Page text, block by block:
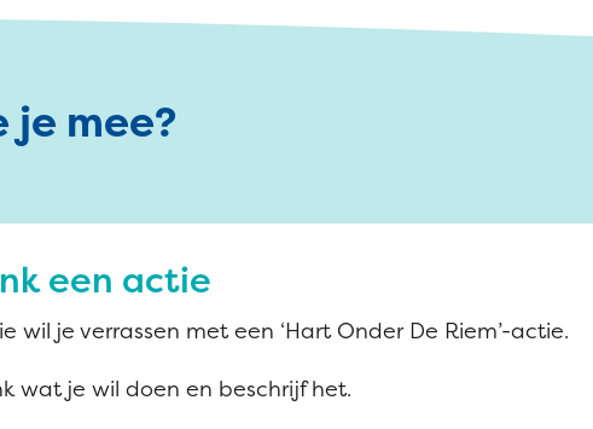
je mee?
een actie
wil je verrassen met een ‘Hart Onder De Riem’-actie.
wat je wil doen en beschrijf het.